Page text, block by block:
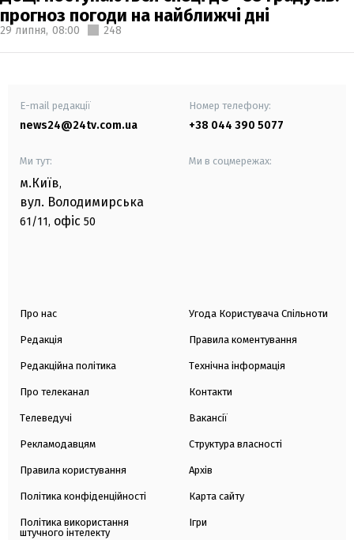
прогноз погоди на найближчі дні
29 липня, 08:00 248
E-mail редакції
news24@24tv.com.ua
Номер телефону:
+38 044 390 5077
Ми тут:
м.Київ,
вул. Володимирська
61/11, офіс 50
Ми в соцмережах:
Про нас
Редакція
Редакційна політика
Про телеканал
Телеведучі
Рекламодавцям
Правила користування
Політика конфіденційності
Політика використання
штучного інтелекту
Угода Користувача Спільноти
Правила коментування
Технічна інформація
Контакти
Вакансії
Структура власності
Архів
Карта сайту
Ігри